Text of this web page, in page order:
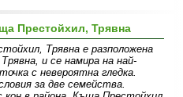
Престойхил, Трявна
Трявна е разположена
и се намира на най-
с невероятна гледка.
за две семейства.